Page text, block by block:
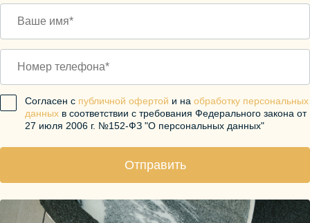
Согласен с публичной офертой и на обработку персональных
данных в соответствии с требования Федерального закона от
27 июля 2006 г. №152-ФЗ "О персональных данных"
Отправить